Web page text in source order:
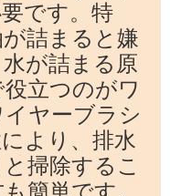
です。特
詰まると嫌
が詰まる原
立つのがワ
ヤーブラシ
より、排水
掃除するこ
簡単です。